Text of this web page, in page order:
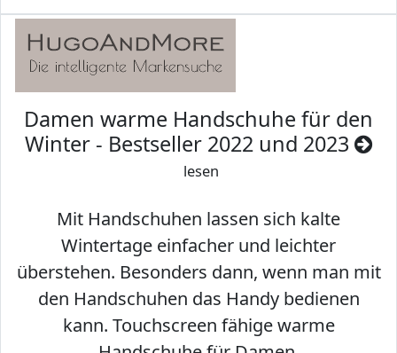
Damen warme Handschuhe für den
Winter - Bestseller 2022 und 2023
lesen
Mit Handschuhen lassen sich kalte
Wintertage einfacher und leichter
überstehen. Besonders dann, wenn man mit
den Handschuhen das Handy bedienen
kann. Touchscreen fähige warme